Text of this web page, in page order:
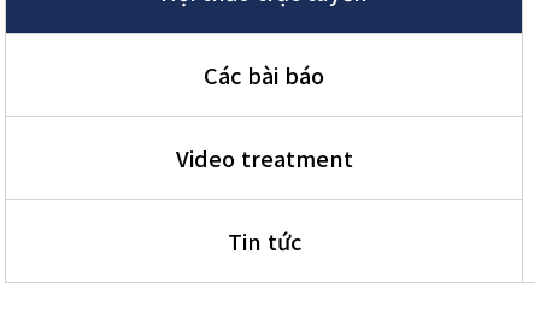
Các bài báo
Video treatment
Tin tức